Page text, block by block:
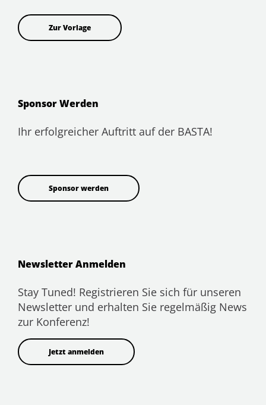
Zur Vorlage
Sponsor Werden
Ihr erfolgreicher Auftritt auf der BASTA!
Sponsor werden
Newsletter Anmelden
Stay Tuned! Registrieren Sie sich für unseren
Newsletter und erhalten Sie regelmäßig News
zur Konferenz!
Jetzt anmelden